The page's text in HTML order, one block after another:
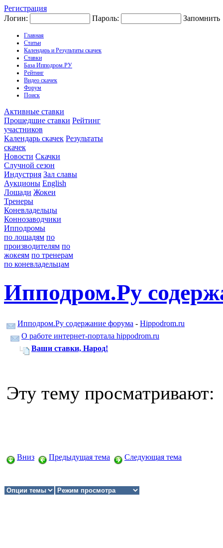
Регистрация
Логин:
Пароль: Запомнить
Главная
Статьи
Календарь и Результаты скачек
Ставки
База Ипподром.РУ
Рейтинг
Видео скачек
Форум
Поиск
Активные ставки
Прошедшие ставки Рейтинг
участников
Календарь скачек Результаты
скачек
Новости Скачки
Случной сезон
Индустрия Зал славы
Аукционы English
Лошади Жокеи
Тренеры
Коневладельцы
Коннозаводчики
Ипподромы
по лошадям по
производителям по
жокеям по тренерам
по коневладельцам
Ипподром.Ру
Ипподром.Ру содержание форума - Hippodrom.ru
О работе интернет-портала hippodrom.ru
Ваши ставки, Народ!
Эту тему
Вниз Предыдущая тема Следующая тема